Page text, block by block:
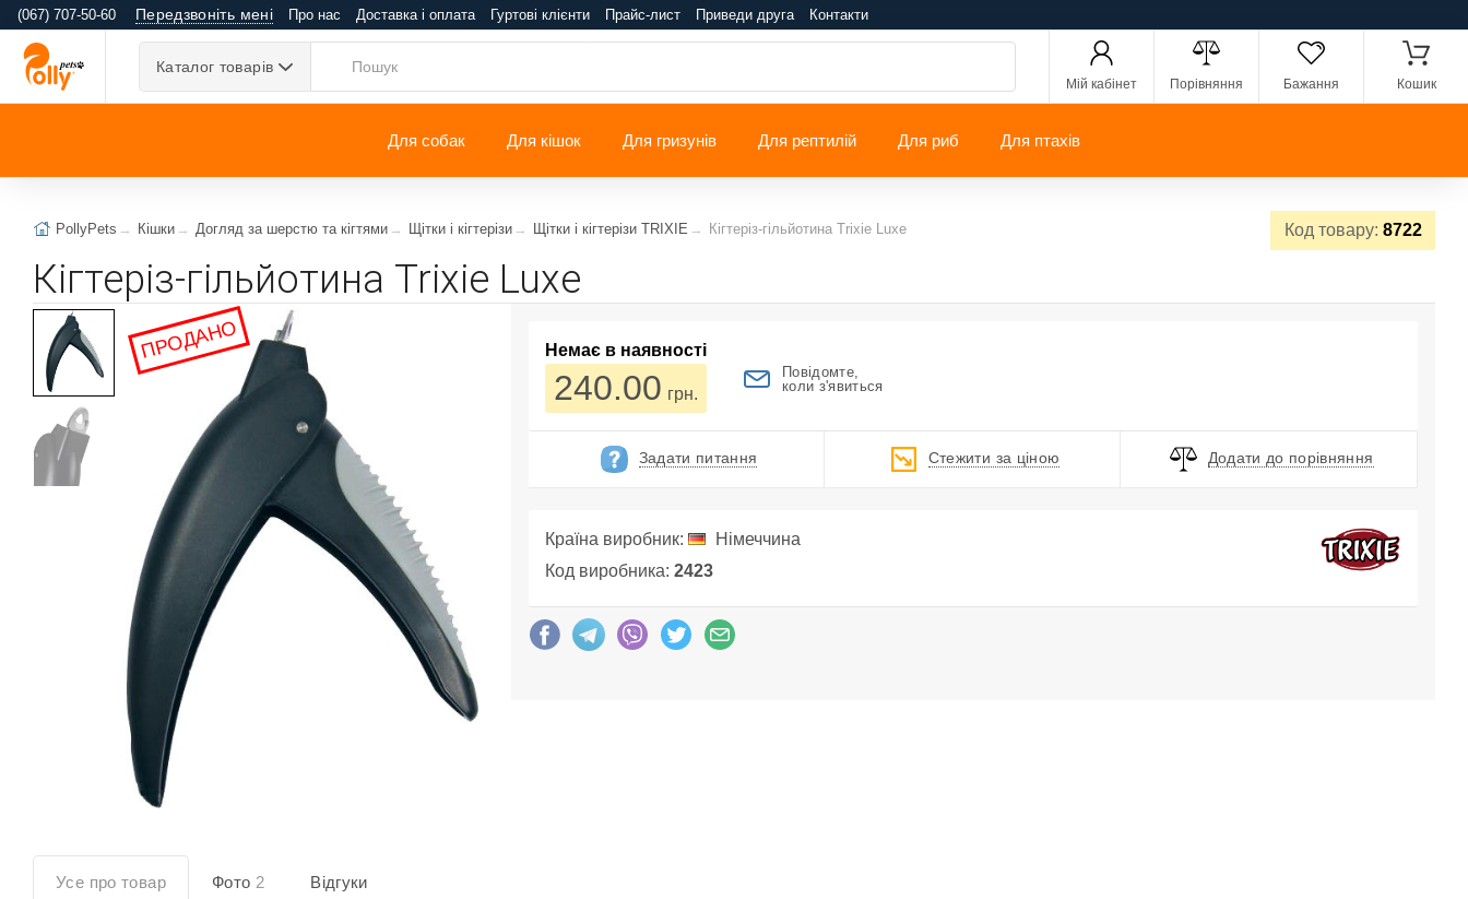
(067) 707-50-60 Передзвоніть мені Про нас Доставка і оплата Гуртові клієнти Прайс-лист Приведи друга Контакти
Каталог товарів
Мій кабінет Порівняння Бажання Кошик
Для собак Для кішок Для гризунів Для рептилій Для риб Для птахів
Код товару: 8722
PollyPets Кішки Догляд за шерстю та кігтями Щітки і кігтерізи Щітки і кігтерізи TRIXIE Кігтеріз-гільйотина Trixie Luxe
Кігтеріз-гільйотина Trixie Luxe
ПРОДАНО Немає в наявності
240.00 грн.
Повідомте,
коли з'явиться
Задати питання Стежити за ціною Додати до порівняння
Країна виробник:
Німеччина
Код виробника: 2423
Усе про товар Фото 2 Відгуки